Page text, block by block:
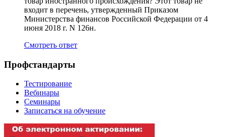
входит в перечень, утвержденный Приказом
Министерства финансов Российской Федерации от 4
июня 2018 г. N 126н.
Смотреть ответ
Профстандарты
Тестирование
Вебинары
Семинары
Записаться на обучение